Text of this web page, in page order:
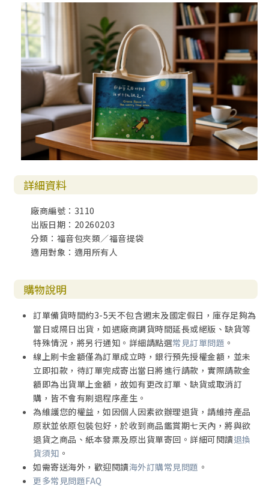
詳細資料
廠商編號：3110
出版日期：20260203
分類：福音包夾類／福音提袋
適用對象：適用所有人
購物說明
訂單備貨時間約3-5天不包含週末及國定假日，庫存足夠為
當日或隔日出貨，如遇廠商調貨時間延長或絕版、缺貨等
特殊情況，將另行通知。詳細請點選常見訂單問題 。
線上刷卡金額僅為訂單成立時，銀行預先授權金額，並未
立即扣款，待訂單完成寄出當日將進行請款，實際請款金
額即為出貨單上金額，故如有更改訂單、缺貨或取消訂
購，皆不會有刷退程序產生。
為維護您的權益，如因個人因素欲辦理退貨，請維持產品
原狀並依原包裝包好，於收到商品鑑賞期七天內，將與欲
退貨之商品、紙本發票及原出貨單寄回。詳細可閱讀退換
貨須知 。
如需寄送海外，歡迎閱讀海外訂購常見問題 。
更多常見問題FAQ